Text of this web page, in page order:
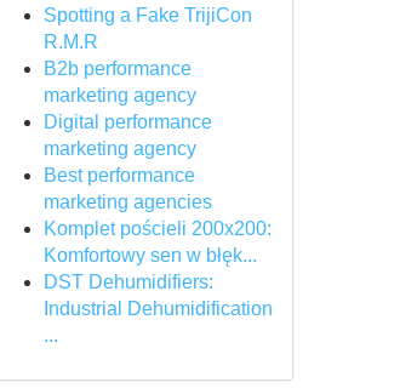
Spotting a Fake TrijiCon
R.M.R
B2b performance
marketing agency
Digital performance
marketing agency
Best performance
marketing agencies
Komplet pościeli 200x200:
Komfortowy sen w błęk...
DST Dehumidifiers:
Industrial Dehumidification
...